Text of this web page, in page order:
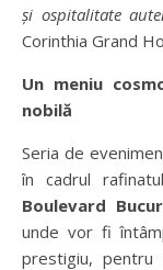
și ospitalitate
Corinthia Grand
Un meniu
nobilă
Seria de
în cadrul
Boulevard
unde vor fi
prestigiu,